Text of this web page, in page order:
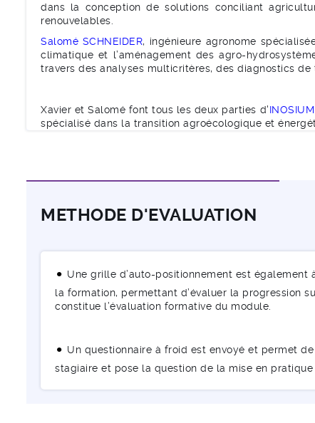
dans la conception de solutions conciliant
renouvelables.
Salomé SCHNEIDER, ingénieure agronome
climatique et l’aménagement des agro-
travers des analyses multicritères, des diagnostics
Xavier et Salomé font tous les deux parties d'
spécialisé dans la transition agroécologique et
METHODE D'EVALUATION
Une grille d’auto-positionnement est également
la formation, permettant d’évaluer la progression
constitue l’évaluation formative du module.
Un questionnaire à froid est envoyé et permet
stagiaire et pose la question de la mise en pratique